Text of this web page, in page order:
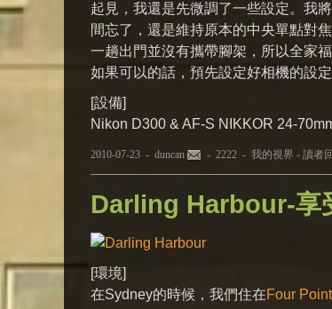
起見，我還是先微調了一些設定。我
間忘了，還是維持原本的中央單點對
一趟出門並沒有攜帶腳架，所以全家
如果可以的話，預先設定好相機的設
[設備]
Nikon D300 & AF-S NIKKOR 24-
2010-07-23 - duncan - 2222 - 我的視界 - 讀者
Darling Harbour-享
[環境]
在Sydney的時候，我們住在Four